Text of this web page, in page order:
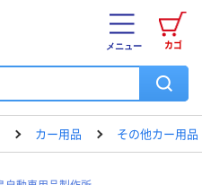
カゴ
メニュー
カー用品 その他カー用品